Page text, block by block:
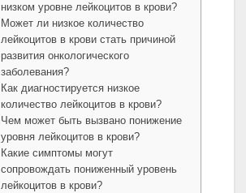
низком уровне лейкоцитов в крови?
Может ли низкое количество
лейкоцитов в крови стать причиной
развития онкологического
заболевания?
Как диагностируется низкое
количество лейкоцитов в крови?
Чем может быть вызвано понижение
уровня лейкоцитов в крови?
Какие симптомы могут
сопровождать пониженный уровень
лейкоцитов в крови?